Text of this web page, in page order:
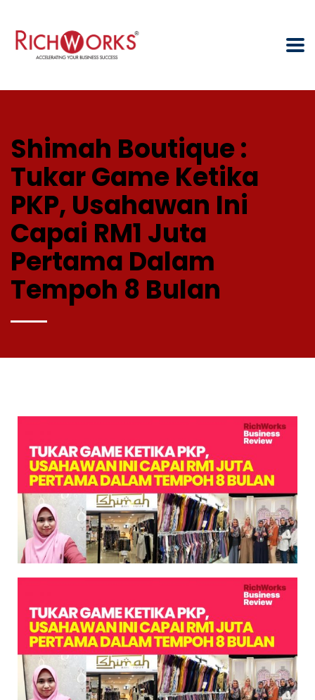
Shimah Boutique :
Tukar Game Ketika
PKP, Usahawan Ini
Capai RM1 Juta
Pertama Dalam
Tempoh 8 Bulan